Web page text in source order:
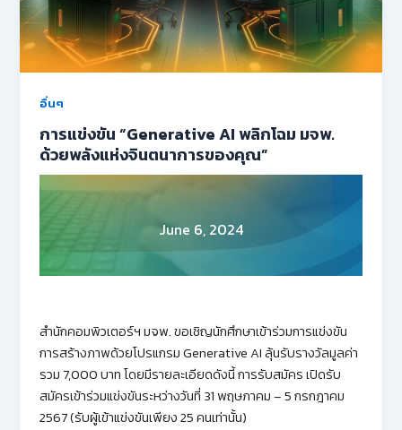
อื่นๆ
การแข่งขัน “Generative AI พลิกโฉม มจพ.
ด้วยพลังแห่งจินตนาการของคุณ”
June 6, 2024
สำนักคอมพิวเตอร์ฯ มจพ. ขอเชิญนักศึกษาเข้าร่วมการแข่งขัน
การสร้างภาพด้วยโปรแกรม Generative AI ลุ้นรับรางวัลมูลค่า
รวม 7,000 บาท โดยมีรายละเอียดดังนี้ การรับสมัคร เปิดรับ
สมัครเข้าร่วมแข่งขันระหว่างวันที่ 31 พฤษภาคม – 5 กรกฎาคม
2567 (รับผู้เข้าแข่งขันเพียง 25 คนเท่านั้น)